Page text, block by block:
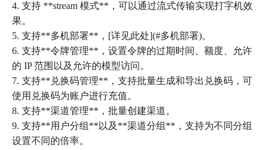
4. 支持 **stream 模式**，可以通过流式传输实现打字机效
果。
5. 支持**多机部署**，[详见此处](#多机部署)。
6. 支持**令牌管理**，设置令牌的过期时间、额度、允许
的 IP 范围以及允许的模型访问。
7. 支持**兑换码管理**，支持批量生成和导出兑换码，可
使用兑换码为账户进行充值。
8. 支持**渠道管理**，批量创建渠道。
9. 支持**用户分组**以及**渠道分组**，支持为不同分组
设置不同的倍率。